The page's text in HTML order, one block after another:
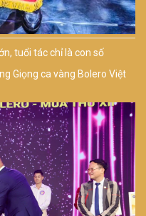
tuổi tác chỉ là con số
Giọng ca vàng Bolero Việt